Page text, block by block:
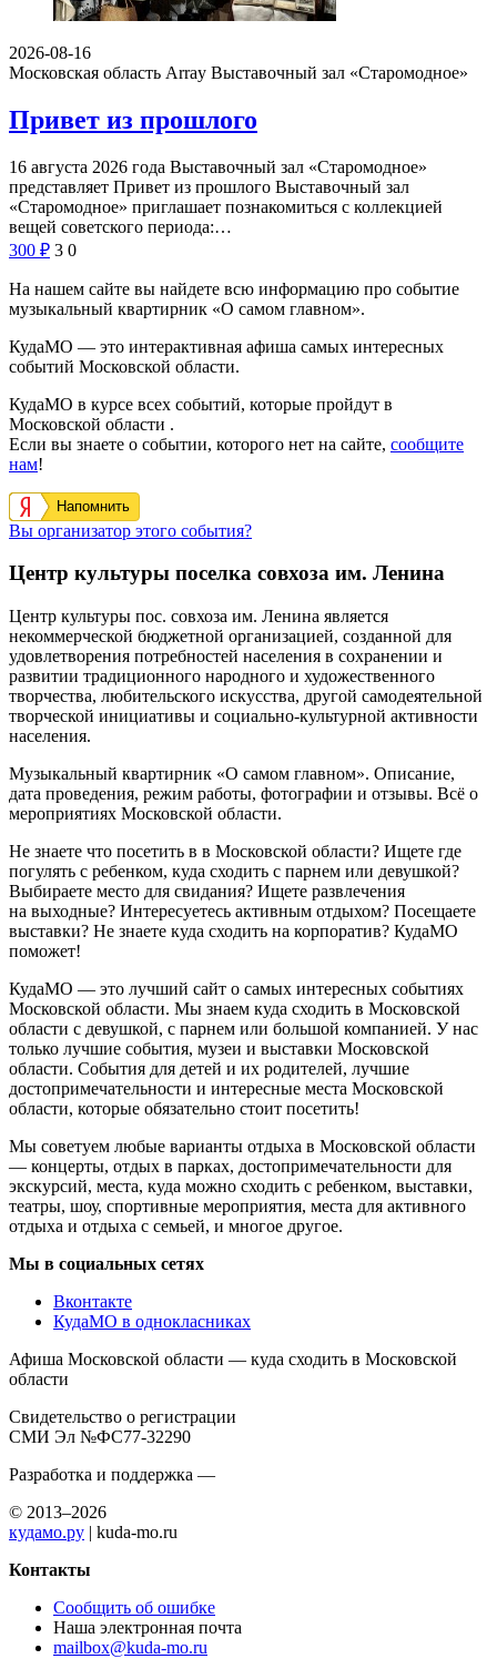
2026-08-16
Московская область Array Выставочный зал «Старомодное»
Привет из прошлого
16 августа 2026 года Выставочный зал «Старомодное»
представляет Привет из прошлого Выставочный зал
«Старомодное» приглашает познакомиться с коллекцией
вещей советского периода:…
300 ₽ 3 0
На нашем сайте вы найдете всю информацию про событие
музыкальный квартирник «О самом главном».
КудаМО — это интерактивная афиша самых интересных
событий Московской области.
КудаМО в курсе всех событий, которые пройдут в
Московской области .
Если вы знаете о событии, которого нет на сайте, сообщите
нам!
Напомнить
Вы организатор этого события?
Центр культуры поселка совхоза им. Ленина
Центр культуры пос. совхоза им. Ленина является
некоммерческой бюджетной организацией, созданной для
удовлетворения потребностей населения в сохранении и
развитии традиционного народного и художественного
творчества, любительского искусства, другой самодеятельной
творческой инициативы и социально-культурной активности
населения.
Музыкальный квартирник «О самом главном». Описание,
дата проведения, режим работы, фотографии и отзывы. Всё о
мероприятиях Московской области.
Не знаете что посетить в в Московской области? Ищете где
погулять с ребенком, куда сходить с парнем или девушкой?
Выбираете место для свидания? Ищете развлечения
на выходные? Интересуетесь активным отдыхом? Посещаете
выставки? Не знаете куда сходить на корпоратив? КудаМО
поможет!
КудаМО — это лучший сайт о самых интересных событиях
Московской области. Мы знаем куда сходить в Московской
области с девушкой, с парнем или большой компанией. У нас
только лучшие события, музеи и выставки Московской
области. События для детей и их родителей, лучшие
достопримечательности и интересные места Московской
области, которые обязательно стоит посетить!
Мы советуем любые варианты отдыха в Московской области
— концерты, отдых в парках, достопримечательности для
экскурсий, места, куда можно сходить с ребенком, выставки,
театры, шоу, спортивные мероприятия, места для активного
отдыха и отдыха с семьей, и многое другое.
Мы в социальных сетях
Вконтакте
КудаМО в однокласниках
Афиша Московской области — куда сходить в Московской
области
Свидетельство о регистрации
СМИ Эл №ФС77-32290
Разработка и поддержка —
© 2013–2026
кудамо.ру | kuda-mo.ru
Контакты
Сообщить об ошибке
Наша электронная почта
mailbox@kuda-mo.ru